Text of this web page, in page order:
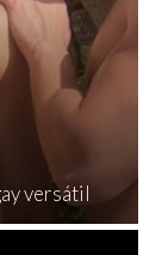
versátil